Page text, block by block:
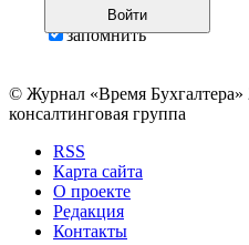
Войти
запомнить
© Журнал «Время
консалтинговая группа
RSS
Карта сайта
О проекте
Редакция
Контакты